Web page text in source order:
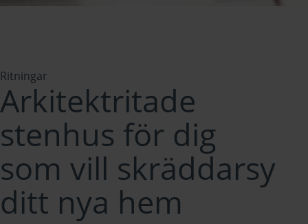
Ritningar
Arkitektritade
stenhus för dig
som vill skräddarsy
ditt nya hem